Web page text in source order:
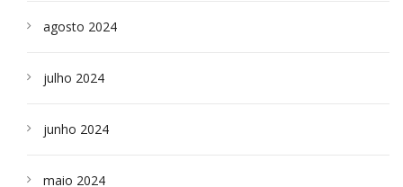
agosto 2024
julho 2024
junho 2024
maio 2024